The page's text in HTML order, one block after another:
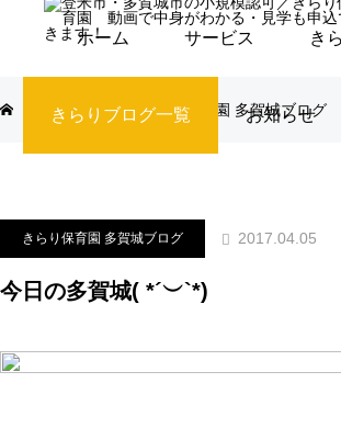
ホーム サービス き
きらりブログ一覧 お知らせ
ブログ きらり保育園 多賀城ブログ
きらり保育園 多賀城ブログ 2017.04.05
今日の多賀城( *´︶`*)